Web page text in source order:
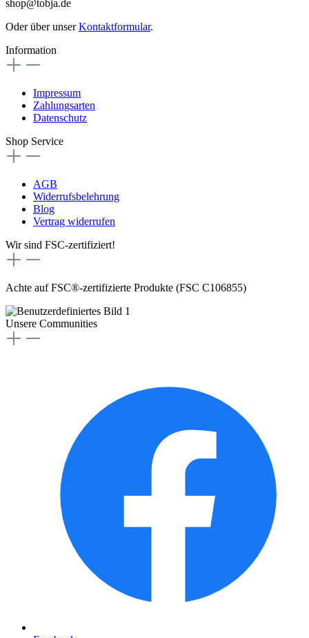
shop@tobja.de
Oder über unserKontaktformular.
Information
Impressum
Zahlungsarten
Datenschutz
Shop Service
AGB
Widerrufsbelehrung
Blog
Vertrag widerrufen
Wir sind FSC-zertifiziert!
Achte auf FSC®-zertifizierte Produkte (FSC C106855)
Unsere Communities